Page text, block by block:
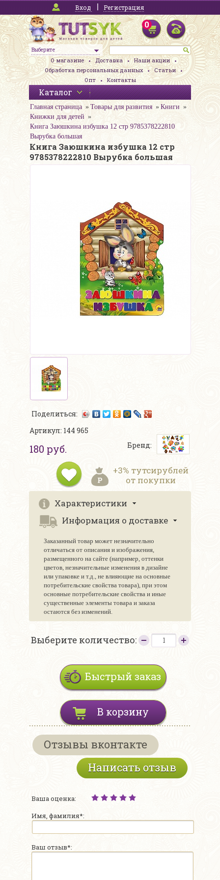
Вход Регистрация
Выберите
0
О магазине Доставка
Наши акции
Обработка персональных данных
Статьи
Опт
Контакты
Каталог
Главная страница Товары для развития
Книги
Книжки для детей
Книга Заюшкина избушка 12 стр 9785378222810
Вырубка большая
Книга Заюшкина избушка 12 стр
9785378222810 Вырубка большая
Поделиться:
Артикул: 144 965
180 руб. Бренд:
+3% тутсирублей
от покупки
Характеристики
Информация о доставке
Заказанный товар может незначительно
отличаться от описания и изображения,
размещенного на сайте (например, оттенки
цветов, незначительные изменения в дизайне
или упаковке и т.д., не влияющие на основные
потребительские свойства товара), при этом
основные потребительские свойства и иные
существенные элементы товара и заказа
остаются без изменений.
Выберите количество:
Быстрый заказ
В корзину
Отзывы вконтакте
Написать отзыв
Ваша оценка:
Имя, фамилия*:
Ваш отзыв*: